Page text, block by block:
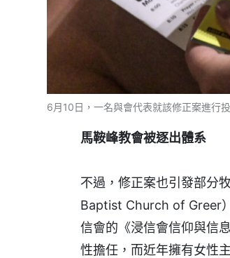
6月10日，一名與會代表就該修正案進
馬鞍峰教會被逐出體系
不過，修正案也引發部分
Baptist Church of Greer
信會的《浸信會信仰與信
性擔任，而近年擁有女性